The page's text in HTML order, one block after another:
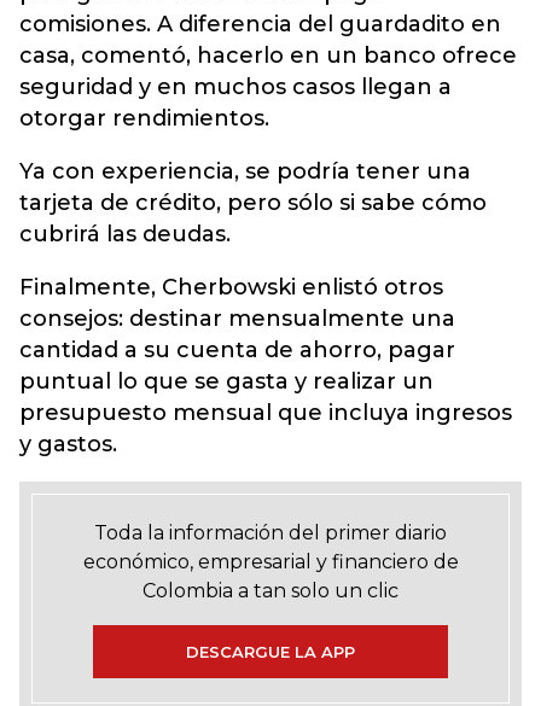
comisiones. A diferencia del guardadito en
casa, comentó, hacerlo en un banco ofrece
seguridad y en muchos casos llegan a
otorgar rendimientos.
Ya con experiencia, se podría tener una
tarjeta de crédito, pero sólo si sabe cómo
cubrirá las deudas.
Finalmente, Cherbowski enlistó otros
consejos: destinar mensualmente una
cantidad a su cuenta de ahorro, pagar
puntual lo que se gasta y realizar un
presupuesto mensual que incluya ingresos
y gastos.
Toda la información del primer diario
económico, empresarial y financiero de
Colombia a tan solo un clic
DESCARGUE LA APP